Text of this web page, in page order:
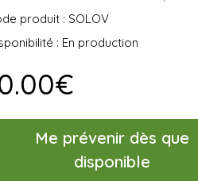
produit : SOLOV
: En production
Me prévenir dès que
disponible